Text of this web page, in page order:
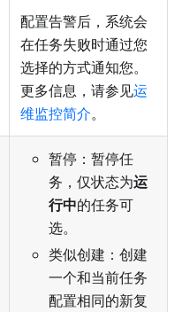
配置告警后，系统会
在任务失败时通过您
选择的方式通知您。
更多信息，请参见运
维监控简介。
暂停：暂停任
务，仅状态为运
行中的任务可
选。
类似创建：创建
一个和当前任务
配置相同的新复